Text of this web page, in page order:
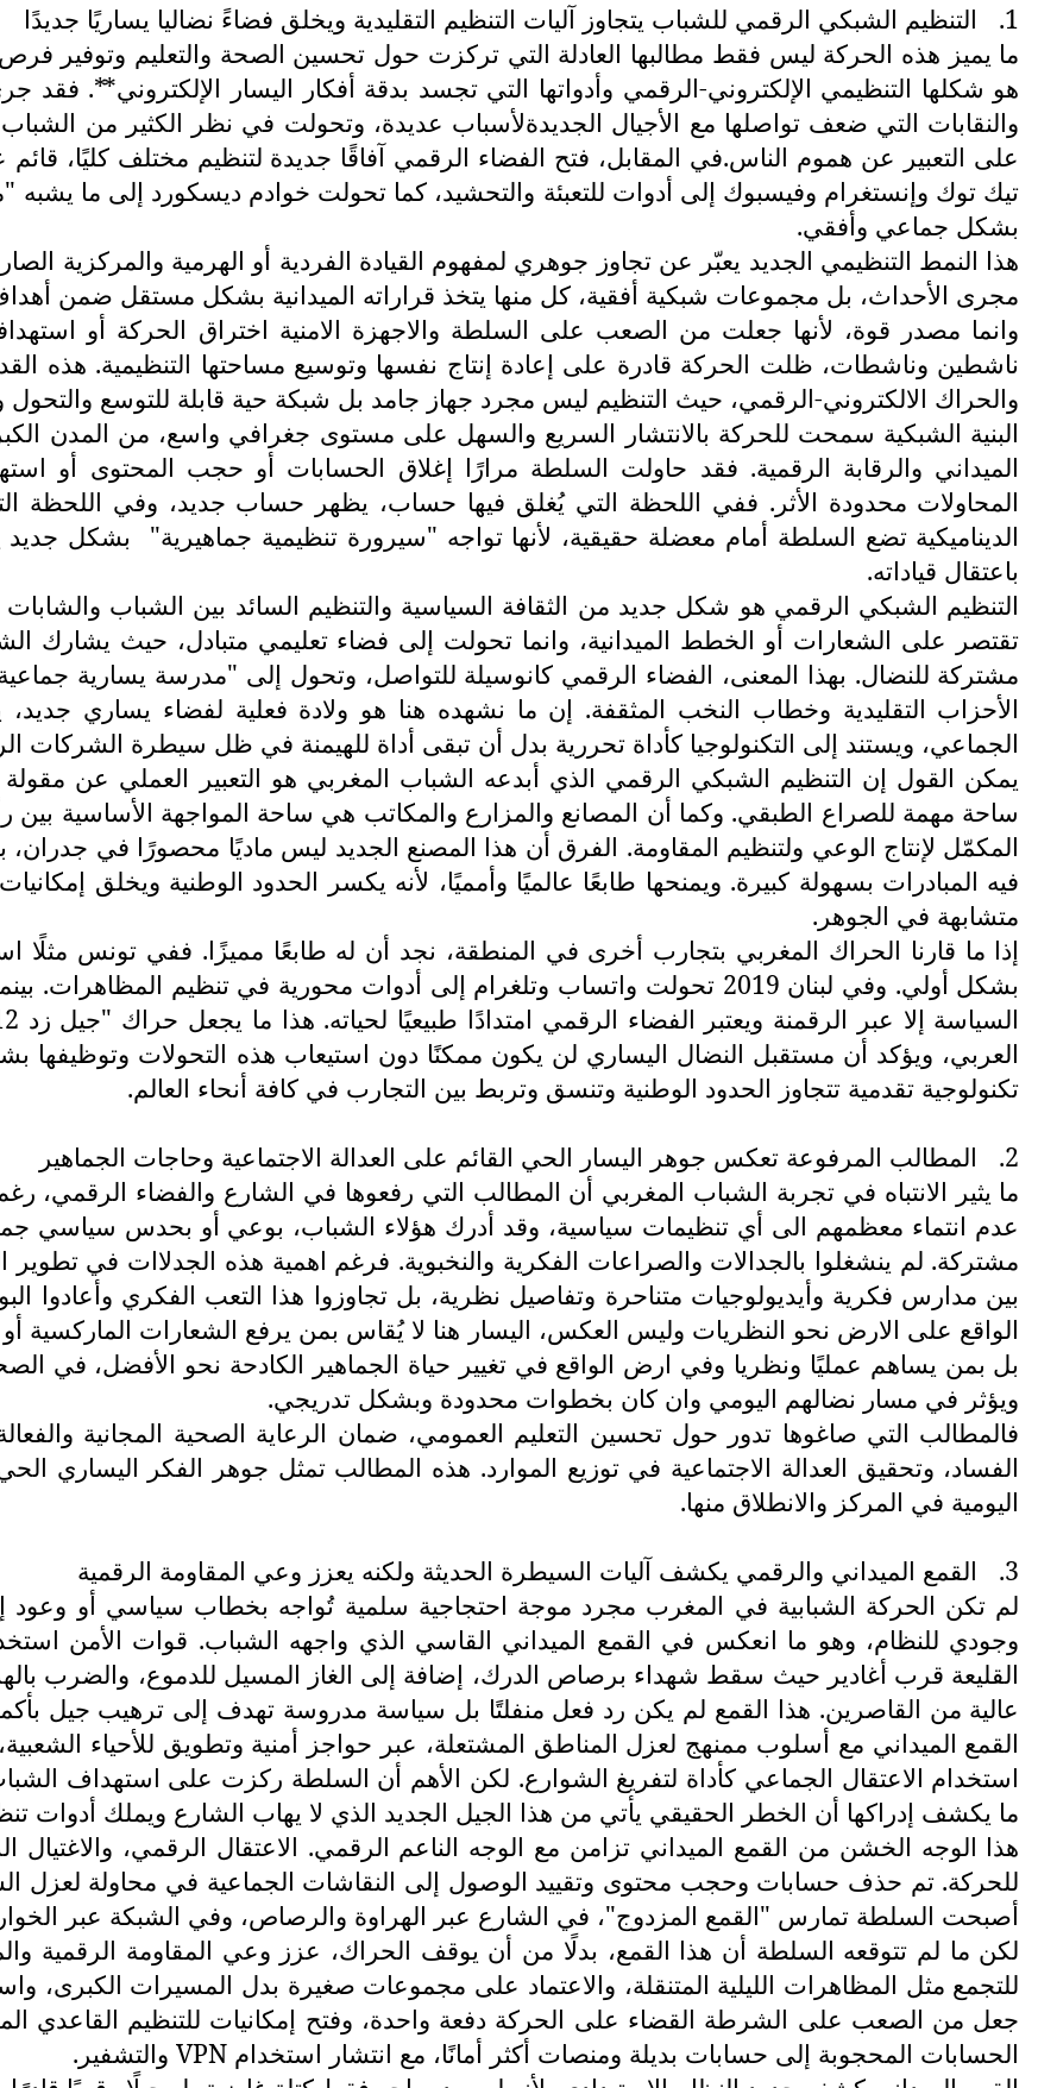
1.
التنظيم الشبكي الرقمي للشباب يتجاوز آليات التنظيم التقليدية ويخلق فضاءً نضاليا يساريًا جديدًا
ما يميز هذه الحركة ليس فقط مطالبها العادلة التي تركزت حول تحسين الصحة والتعليم وتوفير فرص
هو شكلها التنظيمي الإلكتروني-الرقمي وأدواتها التي تجسد بدقة أفكار اليسار الإلكتروني**. فقد
والنقابات التي ضعف تواصلها مع الأجيال الجديدةلأسباب عديدة، وتحولت في نظر الكثير من
على التعبير عن هموم الناس.في المقابل، فتح الفضاء الرقمي آفاقًا جديدة لتنظيم مختلف كليًا،
تيك توك وإنستغرام وفيسبوك إلى أدوات للتعبئة والتحشيد، كما تحولت خوادم ديسكورد إلى ما يشبه
بشكل جماعي وأفقي.
هذا النمط التنظيمي الجديد يعبّر عن تجاوز جوهري لمفهوم القيادة الفردية أو الهرمية والمركزية
مجرى الأحداث، بل مجموعات شبكية أفقية، كل منها يتخذ قراراته الميدانية بشكل مستقل ضمن
وانما مصدر قوة، لأنها جعلت من الصعب على السلطة والاجهزة الامنية اختراق الحركة أو
ناشطين وناشطات، ظلت الحركة قادرة على إعادة إنتاج نفسها وتوسيع مساحتها التنظيمية. هذه
والحراك الالكتروني-الرقمي، حيث التنظيم ليس مجرد جهاز جامد بل شبكة حية قابلة للتوسع
البنية الشبكية سمحت للحركة بالانتشار السريع والسهل على مستوى جغرافي واسع، من المدن
الميداني والرقابة الرقمية. فقد حاولت السلطة مرارًا إغلاق الحسابات أو حجب المحتوى أو
المحاولات محدودة الأثر. ففي اللحظة التي يُغلق فيها حساب، يظهر حساب جديد، وفي اللحظة
الديناميكية تضع السلطة أمام معضلة حقيقية، لأنها تواجه "سيرورة تنظيمية جماهيرية"
بشكل جديد
باعتقال قياداته.
التنظيم الشبكي الرقمي هو شكل جديد من الثقافة السياسية والتنظيم السائد بين الشباب
تقتصر على الشعارات أو الخطط الميدانية، وانما تحولت إلى فضاء تعليمي متبادل، حيث يشارك
مشتركة للنضال. بهذا المعنى، الفضاء الرقمي كانوسيلة للتواصل، وتحول إلى "مدرسة يسارية جماعية
الأحزاب التقليدية وخطاب النخب المثقفة. إن ما نشهده هنا هو ولادة فعلية لفضاء يساري
الجماعي، ويستند إلى التكنولوجيا كأداة تحررية بدل أن تبقى أداة للهيمنة في ظل سيطرة الشركات
يمكن القول إن التنظيم الشبكي الرقمي الذي أبدعه الشباب المغربي هو التعبير العملي عن مقولة
ساحة مهمة للصراع الطبقي. وكما أن المصانع والمزارع والمكاتب هي ساحة المواجهة الأساسية بين
المكمّل لإنتاج الوعي ولتنظيم المقاومة. الفرق أن هذا المصنع الجديد ليس ماديًا محصورًا في
فيه المبادرات بسهولة كبيرة. ويمنحها طابعًا عالميًا وأمميًا، لأنه يكسر الحدود الوطنية ويخلق
متشابهة في الجوهر.
العربي، ويؤكد أن مستقبل النضال اليساري لن يكون ممكنًا دون استيعاب هذه التحولات وتوظيفها
تكنولوجية تقدمية تتجاوز الحدود الوطنية وتنسق وتربط بين التجارب في كافة أنحاء العالم.
2.
المطالب المرفوعة تعكس جوهر اليسار الحي القائم على العدالة الاجتماعية وحاجات الجماهير
ما يثير الانتباه في تجربة الشباب المغربي أن المطالب التي رفعوها في الشارع والفضاء الرقمي،
عدم انتماء معظمهم الى أي تنظيمات سياسية، وقد أدرك هؤلاء الشباب، بوعي أو بحدس سياسي
مشتركة. لم ينشغلوا بالجدالات والصراعات الفكرية والنخبوية. فرغم اهمية هذه الجدلاات في تطوير
بين مدارس فكرية وأيديولوجيات متناحرة وتفاصيل نظرية، بل تجاوزوا هذا التعب الفكري وأعادوا
الواقع على الارض نحو النظريات وليس العكس، اليسار هنا لا يُقاس بمن يرفع الشعارات الماركسية
بل بمن يساهم عمليًا ونظريا وفي ارض الواقع في تغيير حياة الجماهير الكادحة نحو الأفضل، في
ويؤثر في مسار نضالهم اليومي وان كان بخطوات محدودة وبشكل تدريجي.
فالمطالب التي صاغوها تدور حول تحسين التعليم العمومي، ضمان الرعاية الصحية المجانية
الفساد، وتحقيق العدالة الاجتماعية في توزيع الموارد. هذه المطالب تمثل جوهر الفكر اليساري
اليومية في المركز والانطلاق منها.
3.
القمع الميداني والرقمي يكشف آليات السيطرة الحديثة ولكنه يعزز وعي المقاومة الرقمية
لم تكن الحركة الشبابية في المغرب مجرد موجة احتجاجية سلمية تُواجه بخطاب سياسي أو وعود
وجودي للنظام، وهو ما انعكس في القمع الميداني القاسي الذي واجهه الشباب. قوات
القليعة قرب أغادير حيث سقط شهداء برصاص الدرك، إضافة إلى الغاز المسيل للدموع، والضرب
عالية من القاصرين. هذا القمع لم يكن رد فعل منفلتًا بل سياسة مدروسة تهدف إلى ترهيب جيل
القمع الميداني مع أسلوب ممنهج لعزل المناطق المشتعلة، عبر حواجز أمنية وتطويق للأحياء
استخدام الاعتقال الجماعي كأداة لتفريغ الشوارع. لكن الأهم أن السلطة ركزت على استهداف
ما يكشف إدراكها أن الخطر الحقيقي يأتي من هذا الجيل الجديد الذي لا يهاب الشارع ويملك أدوات
هذا الوجه الخشن من القمع الميداني تزامن مع الوجه الناعم الرقمي. الاعتقال الرقمي، والاغتيال
للحركة. تم حذف حسابات وحجب محتوى وتقييد الوصول إلى النقاشات الجماعية في محاولة لعزل
أصبحت السلطة تمارس "القمع المزدوج"، في الشارع عبر الهراوة والرصاص، وفي الشبكة عبر
لكن ما لم تتوقعه السلطة أن هذا القمع، بدلًا من أن يوقف الحراك، عزز وعي المقاومة الرقمية
للتجمع مثل المظاهرات الليلية المتنقلة، والاعتماد على مجموعات صغيرة بدل المسيرات الكبرى،
جعل من الصعب على الشرطة القضاء على الحركة دفعة واحدة، وفتح إمكانيات للتنظيم القاعدي
الحسابات المحجوبة إلى حسابات بديلة ومنصات أكثر أمانًا، مع انتشار استخدام VPNوالتشفير.